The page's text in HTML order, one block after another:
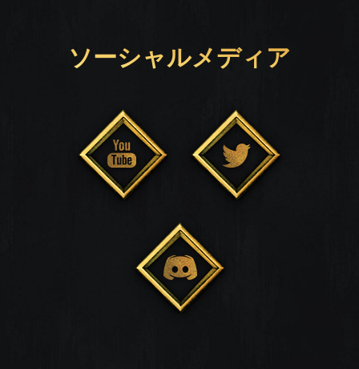
ソーシャルメディア